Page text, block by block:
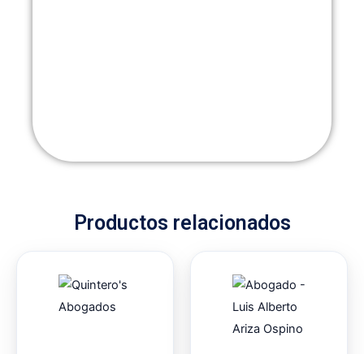
Productos relacionados